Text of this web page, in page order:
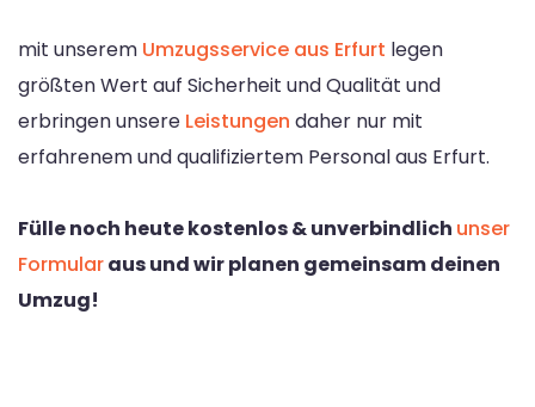
mit unserem Umzugsservice aus Erfurt legen
größten Wert auf Sicherheit und Qualität und
erbringen unsere Leistungen daher nur mit
erfahrenem und qualifiziertem Personal aus Erfurt.
Fülle noch heute kostenlos & unverbindlich unser
Formularaus und wir planen gemeinsam deinen
Umzug!